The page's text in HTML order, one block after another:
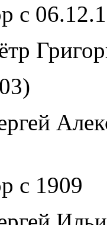
с
с 1909